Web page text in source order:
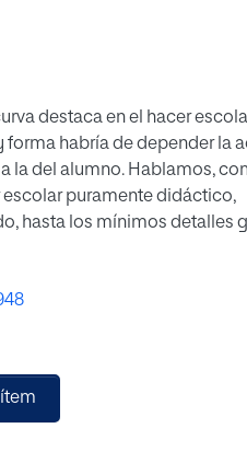
destaca en el hacer
forma habría de depender la
la del alumno. Hablamos,
escolar puramente didáctico,
hasta los mínimos detalles
y el maestro ve
creación de los discípulos.
la importancia de la curva
científico, o tan sólo
prolongada, puesto